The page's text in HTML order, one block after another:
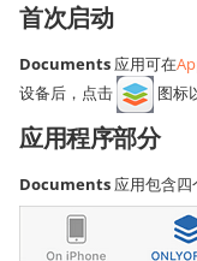
首次启动
Documents 应用可在
设备后，点击
图标
应用程序部分
Documents 应用包含四